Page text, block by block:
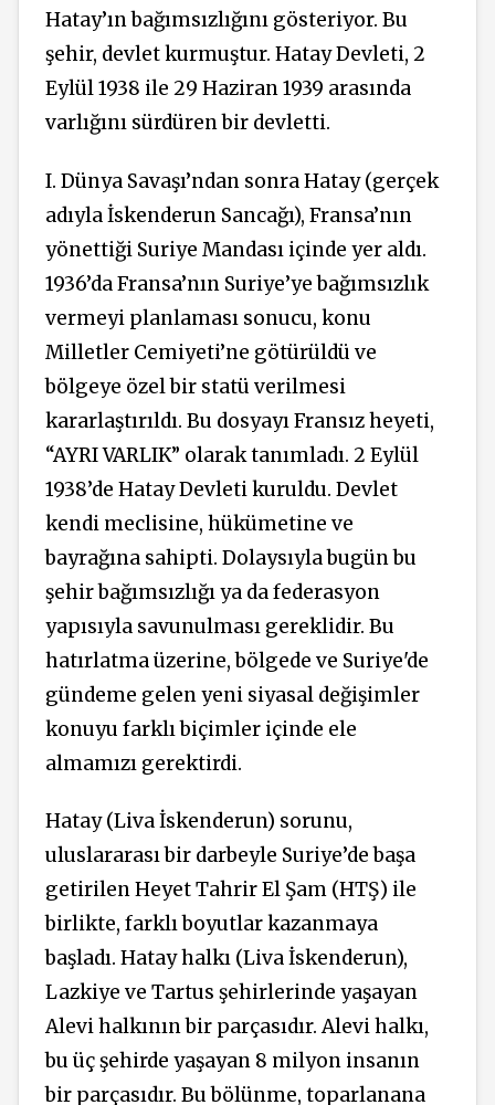
Hatay’ın bağımsızlığını gösteriyor. Bu
şehir, devlet kurmuştur. Hatay Devleti, 2
Eylül 1938 ile 29 Haziran 1939 arasında
varlığını sürdüren bir devletti.
I. Dünya Savaşı’ndan sonra Hatay (gerçek
adıyla İskenderun Sancağı), Fransa’nın
yönettiği Suriye Mandası içinde yer aldı.
1936’da Fransa’nın Suriye’ye bağımsızlık
vermeyi planlaması sonucu, konu
Milletler Cemiyeti’ne götürüldü ve
bölgeye özel bir statü verilmesi
kararlaştırıldı. Bu dosyayı Fransızheyeti,
“AYRI VARLIK” olaraktanımladı. 2 Eylül
1938’de Hatay Devleti kuruldu. Devlet
kendi meclisine, hükümetine ve
bayrağına sahipti. Dolaysıyla bugün bu
şehir bağımsızlığı ya da federasyon
yapısıyla savunulması gereklidir. Bu
hatırlatma üzerine, bölgede ve Suriye'de
gündeme gelen yeni siyasal değişimler
konuyu farklı biçimler içinde ele
almamızı gerektirdi.
Hatay (Liva İskenderun) sorunu,
uluslararası bir darbeyle Suriye’de başa
getirilen Heyet Tahrir El Şam (HTŞ) ile
birlikte, farklı boyutlar kazanmaya
başladı. Hatay halkı (Liva İskenderun),
Lazkiye ve Tartus şehirlerinde yaşayan
Alevi halkının bir parçasıdır. Alevi halkı,
bu üç şehirde yaşayan 8 milyon insanın
bir parçasıdır. Bu bölünme, toparlanana